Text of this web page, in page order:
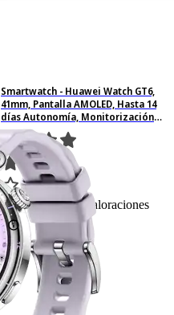
Smartwatch - Huawei Watch GT6,
41mm, Pantalla AMOLED, Hasta 14
días Autonomía, Monitorización
avanzada de Salud, Bluetooth,
Resistente al Agua, Morado
86Basado en 86 valoraciones